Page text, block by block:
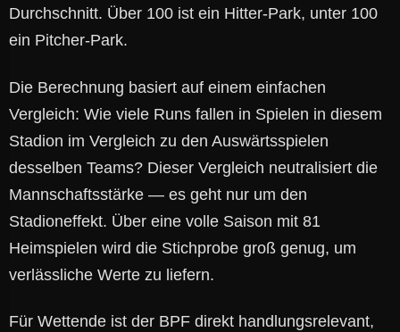
Durchschnitt. Über 100 ist ein Hitter-Park, unter 100
ein Pitcher-Park.
Die Berechnung basiert auf einem einfachen
Vergleich: Wie viele Runs fallen in Spielen in diesem
Stadion im Vergleich zu den Auswärtsspielen
desselben Teams? Dieser Vergleich neutralisiert die
Mannschaftsstärke — es geht nur um den
Stadioneffekt. Über eine volle Saison mit 81
Heimspielen wird die Stichprobe groß genug, um
verlässliche Werte zu liefern.
Für Wettende ist der BPF direkt handlungsrelevant,